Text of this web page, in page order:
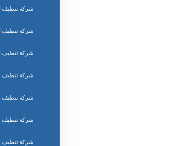
شركة تنظيف
شركة تنظيف
شركة تنظيف
شركة تنظيف
شركة تنظيف
شركة تنظيف
شركة تنظيف